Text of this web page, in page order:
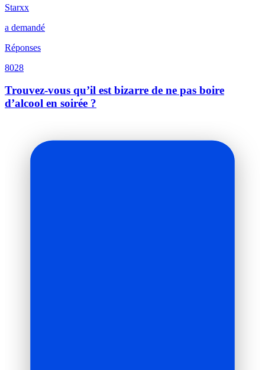
Starxx
a demandé
Réponses
8028
Trouvez-vous qu’il est bizarre de ne pas boire
d’alcool en soirée ?